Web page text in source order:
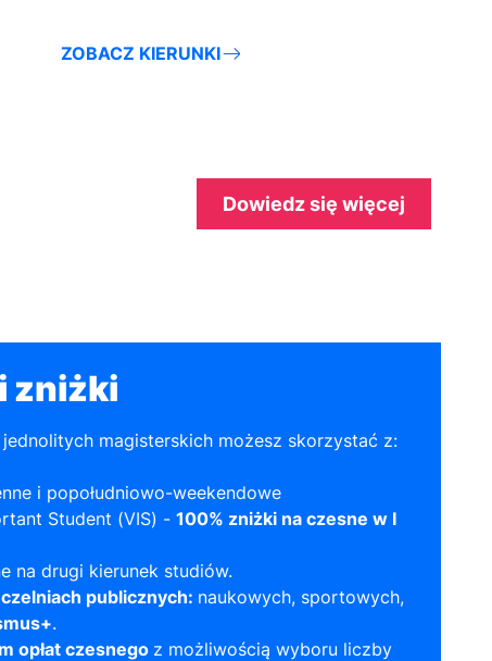
ZOBACZ KIERUNKI
Dowiedz się więcej
zniżki
magisterskich możesz skorzystać z:
i popołudniowo-weekendowe
Student (VIS) - 100% zniżki na czesne w I
na drugi kierunek studiów.
publicznych: naukowych, sportowych,
.
opłat czesnego z możliwością wyboru liczby